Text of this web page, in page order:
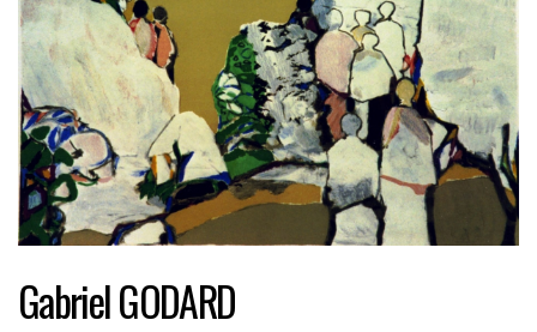
Gabriel GODARD